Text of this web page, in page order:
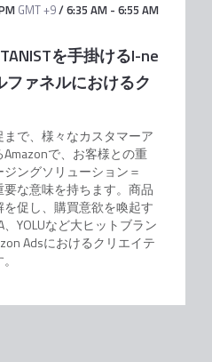
GMT +9/6:35 AM- 6:55 AM
を手掛けるI-ne
ファネルにおけるク
で、様々なカスタマーア
で、お客様との重
ングソリューション＝
要な意味を持ちます。商品
促し、購買意欲を喚起す
、YOLUなど大ヒットブラン
Adsにおけるクリエイテ